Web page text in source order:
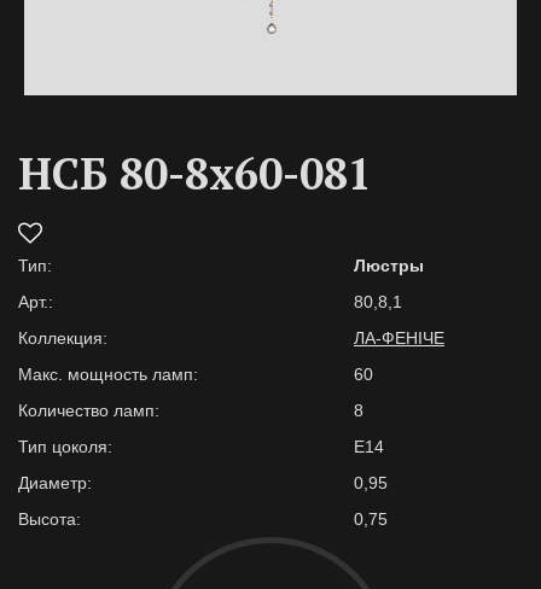
НСБ 80-8х60-081
Тип:
Люстры
Арт.:
80,8,1
Коллекция:
ЛА-ФЕНІЧЕ
Макс. мощность ламп:
60
Количество ламп:
8
Тип цоколя:
E14
Диаметр:
0,95
Высота:
0,75